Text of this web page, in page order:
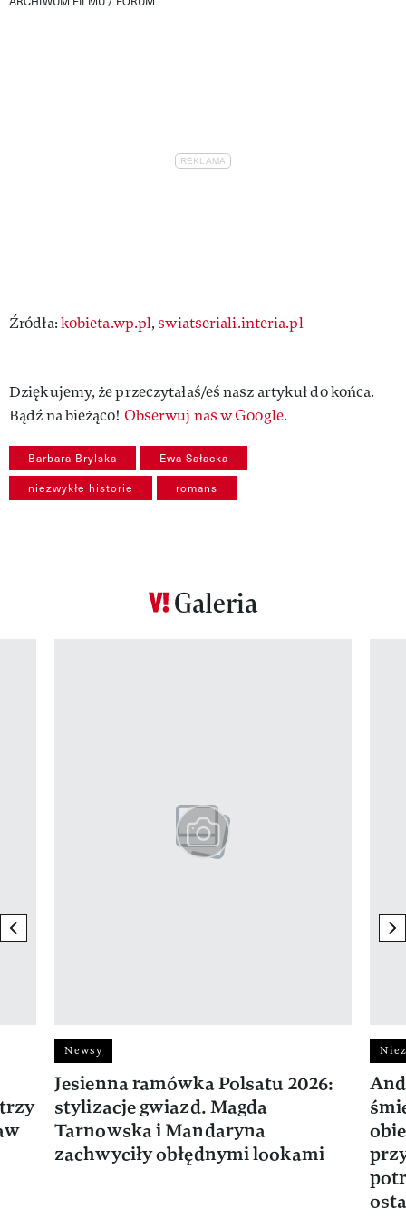
Źródła:kobieta.wp.pl,swiatseriali.interia.pl
Dziękujemy, że przeczytałaś/eś nasz artykuł do końca.
Bądź na bieżąco! Obserwuj nas w Google.
Barbara Brylska Ewa Sałacka
niezwykłe historie romans
Galeria
previous element
Newsy
Jesienna ramówka Polsatu 2026:
stylizacje gwiazd. Magda
Tarnowska i Mandaryna
zachwyciły obłędnymi lookami